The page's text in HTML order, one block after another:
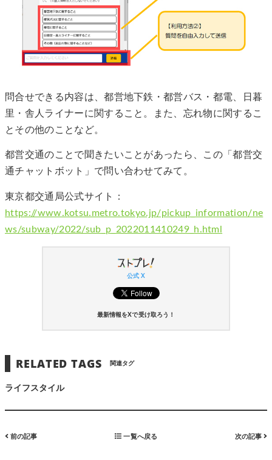
問合せできる内容は、都営地下鉄・都営バス・都電、日暮
里・舎人ライナーに関すること。また、忘れ物に関するこ
とその他のことなど。
都営交通のことで聞きたいことがあったら、この「都営交
通チャットボット」で問い合わせてみて。
東京都交通局公式サイト：
https://www.kotsu.metro.tokyo.jp/pickup_information/ne
ws/subway/2022/sub_p_2022011410249_h.html
公式 X
最新情報をXで受け取ろう！
RELATED TAGS 関連タグ
ライフスタイル
前の記事 一覧へ戻る 次の記事